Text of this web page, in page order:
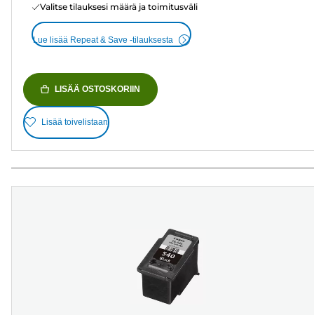
Valitse tilauksesi määrä ja toimitusväli
Lue lisää Repeat & Save -tilauksesta
LISÄÄ OSTOSKORIIN
Lisää toivelistaan